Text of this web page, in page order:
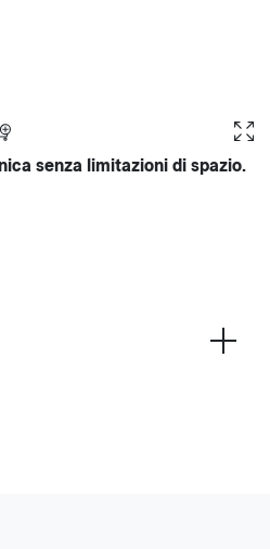
senza limitazioni di spazio.